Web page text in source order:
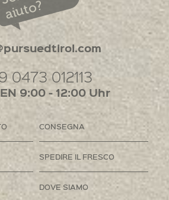
aiuto?
0473 012113
9:00 - 12:00 Uhr
CONSEGNA
SPEDIRE IL FRESCO
DOVE SIAMO